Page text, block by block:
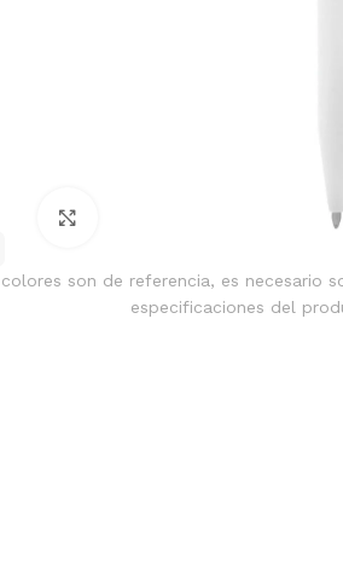
son de referencia, es necesario
especificaciones del